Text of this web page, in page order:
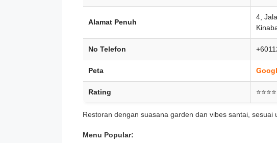
Alamat Penuh
4,
No Telefon
Peta
Rating ⭐⭐⭐⭐
Restoran dengan suasana garden dan vibes santai, sesuai
Menu Popular: